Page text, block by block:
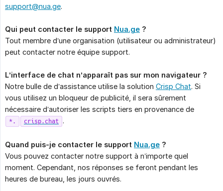
support@nua.ge.
Qui peut contacter le support Nua.ge ?
Tout membre d’une organisation (utilisateur ou administrateur)
peut contacter notre équipe support.
L’interface de chat n’apparaît pas sur mon navigateur ?
Notre bulle de d’assistance utilise la solution Crisp Chat. Si
vous utilisez un bloqueur de publicité, il sera sûrement
nécessaire d’autoriser les scripts tiers en provenance de
*. crisp.chat .
Quand puis-je contacter le support Nua.ge ?
Vous pouvez contacter notre support à n’importe quel
moment. Cependant, nos réponses se feront pendant les
heures de bureau, les jours ouvrés.